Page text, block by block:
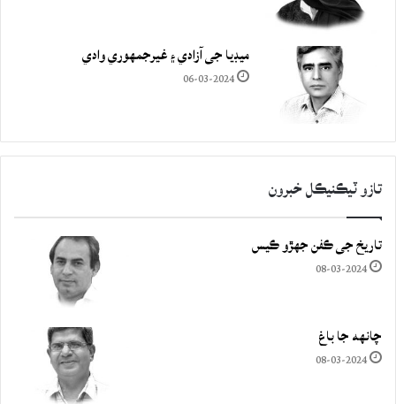
ميڊيا جي آزادي ۽ غيرجمھوري وادي
06-03-2024
تازو ٽيڪنيڪل خبرون
تاريخ جي ڪفن جھڙو ڪيس
08-03-2024
چانهه جا باغ
08-03-2024